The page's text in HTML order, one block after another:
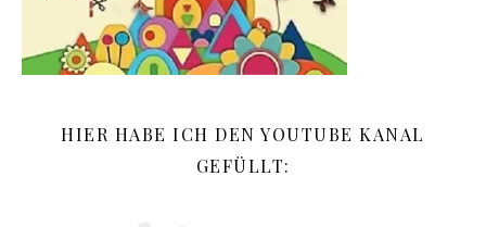
HIER HABE ICH DEN YOUTUBE KANAL
GEFÜLLT: